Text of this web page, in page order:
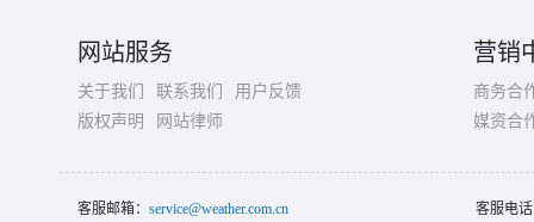
网站服务
关于我们 联系我们
用户反馈
版权声明
网站律师
营销
商务合
媒资合
客服邮箱： service@weather.com.cn 客服电